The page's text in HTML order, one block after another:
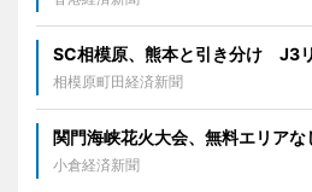
SC相模原、熊本と引き分け J3
相模原町田経済新聞
関門海峡花火大会、無料エリア
小倉経済新聞